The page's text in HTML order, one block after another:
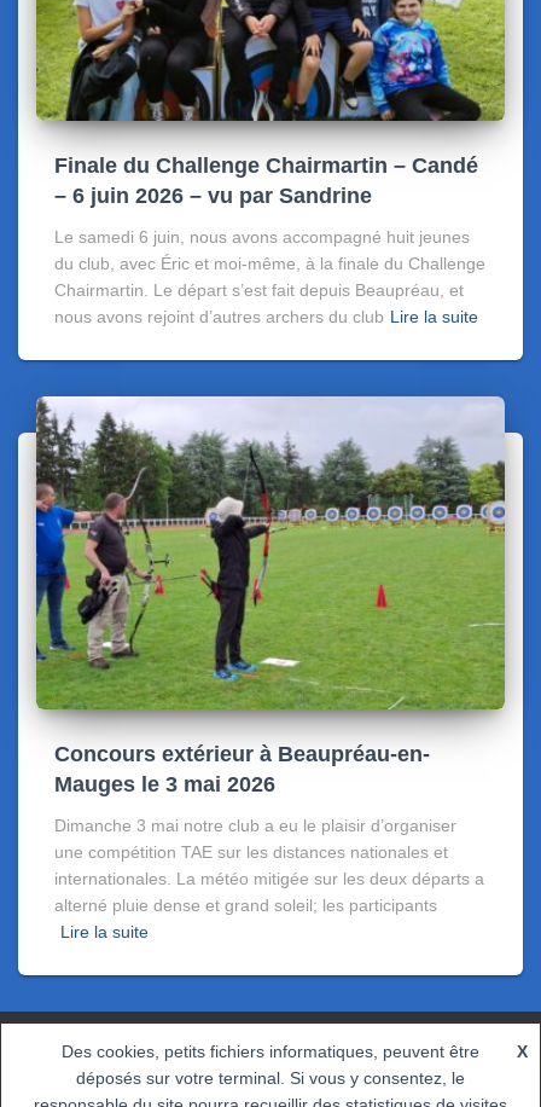
Finale du Challenge Chairmartin – Candé
– 6 juin 2026 – vu par Sandrine
Le samedi 6 juin, nous avons accompagné huit jeunes
du club, avec Éric et moi-même, à la finale du Challenge
Chairmartin. Le départ s’est fait depuis Beaupréau, et
nous avons rejoint d’autres archers du club Lire la suite
Concours extérieur à Beaupréau-en-
Mauges le 3 mai 2026
Dimanche 3 mai notre club a eu le plaisir d’organiser
une compétition TAE sur les distances nationales et
internationales. La météo mitigée sur les deux départs a
alterné pluie dense et grand soleil; les participants
Lire la suite
CONTACT POLITIQUE DE CONFIDENTIALITÉ
Des cookies, petits fichiers informatiques, peuvent être
déposés sur votre terminal. Si vous y consentez, le
X